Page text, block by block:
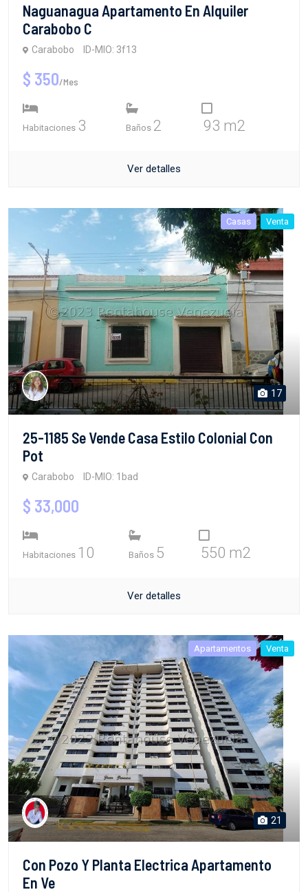
Naguanagua Apartamento En Alquiler
Carabobo C
Carabobo ID-MIO: 3f13
$ 350/Mes
Habitaciones 3 Baños 2 93 m2
Ver detalles
Casas Venta
17
25-1185 Se Vende Casa Estilo Colonial Con
Pot
Carabobo ID-MIO: 1bad
$ 33,000
Habitaciones 10 Baños 5 550 m2
Ver detalles
Apartamentos Venta
21
Con Pozo Y Planta Electrica Apartamento
En Ve